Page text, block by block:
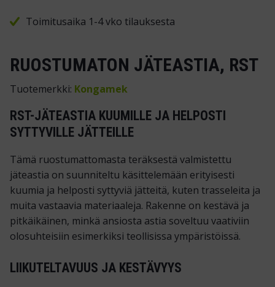
Toimitusaika 1-4 vko tilauksesta
RUOSTUMATON JÄTEASTIA, RST
Tuotemerkki: Kongamek
RST-JÄTEASTIA KUUMILLE JA HELPOSTI
SYTTYVILLE JÄTTEILLE
Tämä ruostumattomasta teräksestä valmistettu
jäteastia on suunniteltu käsittelemään erityisesti
kuumia ja helposti syttyviä jätteitä, kuten trasseleita ja
muita vastaavia materiaaleja. Rakenne on kestävä ja
pitkäikäinen, minkä ansiosta astia soveltuu vaativiin
olosuhteisiin esimerkiksi teollisissa ympäristöissä.
LIIKUTELTAVUUS JA KESTÄVYYS